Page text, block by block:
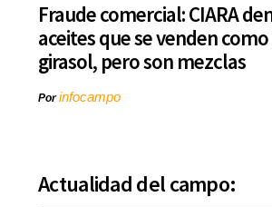
Fraude comercial: CIARA
aceites que se venden
girasol, pero son mezclas
Porinfocampo
Actualidad del campo: